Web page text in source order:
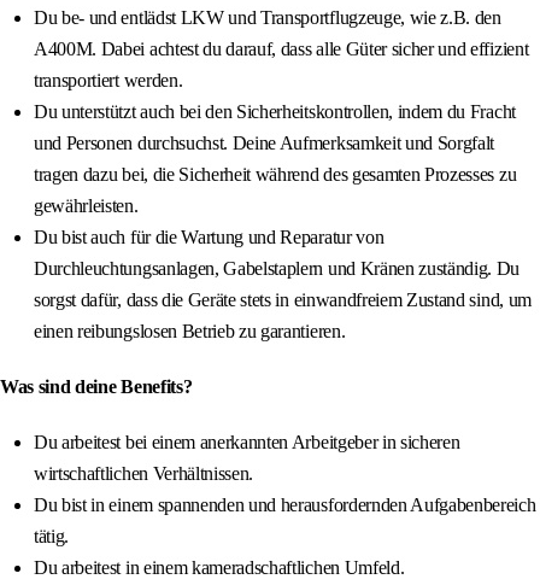
Du be- und entlädst LKW und Transportflugzeuge, wie z.B. den
A400M. Dabei achtest du darauf, dass alle Güter sicher und effizient
transportiert werden.
Du unterstützt auch bei den Sicherheitskontrollen, indem du Fracht
und Personen durchsuchst. Deine Aufmerksamkeit und Sorgfalt
tragen dazu bei, die Sicherheit während des gesamten Prozesses zu
gewährleisten.
Du bist auch für die Wartung und Reparatur von
Durchleuchtungsanlagen, Gabelstaplern und Kränen zuständig. Du
sorgst dafür, dass die Geräte stets in einwandfreiem Zustand sind, um
einen reibungslosen Betrieb zu garantieren.
Was sind deine Benefits?
Du arbeitest bei einem anerkannten Arbeitgeber in sicheren
wirtschaftlichen Verhältnissen.
Du bist in einem spannenden und herausfordernden Aufgabenbereich
tätig.
Du arbeitest in einem kameradschaftlichen Umfeld.